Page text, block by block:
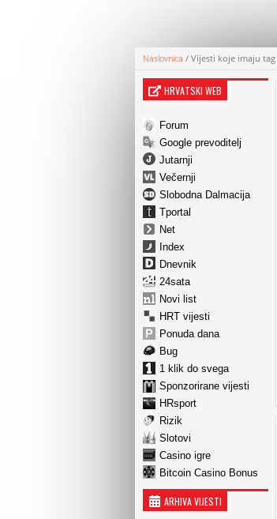
Naslovnica / Vijesti koje imaju tag
HRVATSKI WEB
Forum
Google prevoditelj
Jutarnji
Večernji
Slobodna Dalmacija
Tportal
Net
Index
Dnevnik
24sata
Novi list
HRT vijesti
Ponuda dana
Bug
1 klik do svega
Sponzorirane vijesti
HRsport
Rizik
Slotovi
Casino igre
Bitcoin Casino Bonus
ARHIVA VIJESTI